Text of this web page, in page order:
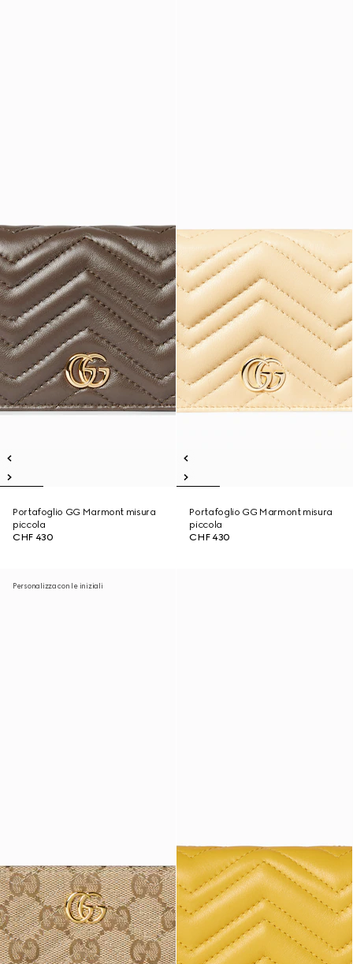
Portafoglio GG Marmont misura
piccola
CHF 430
Portafoglio GG Marmont misura
piccola
CHF 430
Personalizza con le iniziali